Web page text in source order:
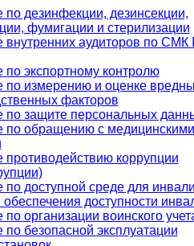
по дезинфекции, дезинсекции,
фумигации и стерилизации
внутренних аудиторов по СМК
по экспортному контролю
по измерению и оценке
факторов
по защите персональных
по обращению с медицинскими
противодействию коррупции
по доступной среде для
доступности
организации воинского
безопасной эксплуатации